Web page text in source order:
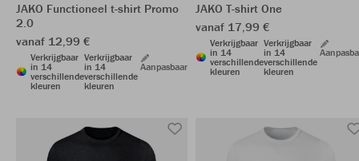
JAKO Functioneel t-shirt Promo
2.0
vanaf 12,99 €
Verkrijgbaar
in 14
verschillende
kleuren
Verkrijgbaar
in 14
verschillende
kleuren
Aanpasbaar
JAKO T-shirt One
vanaf 17,99 €
Verkrijgbaar
in 14
verschillende
kleuren
Verkrijgbaar
in 14
verschillende
kleuren